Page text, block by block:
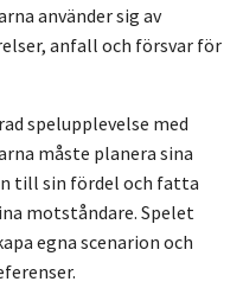
använder sig av
anfall och försvar för
spelupplevelse med
måste planera sina
till sin fördel och fatta
motståndare. Spelet
egna scenarion och